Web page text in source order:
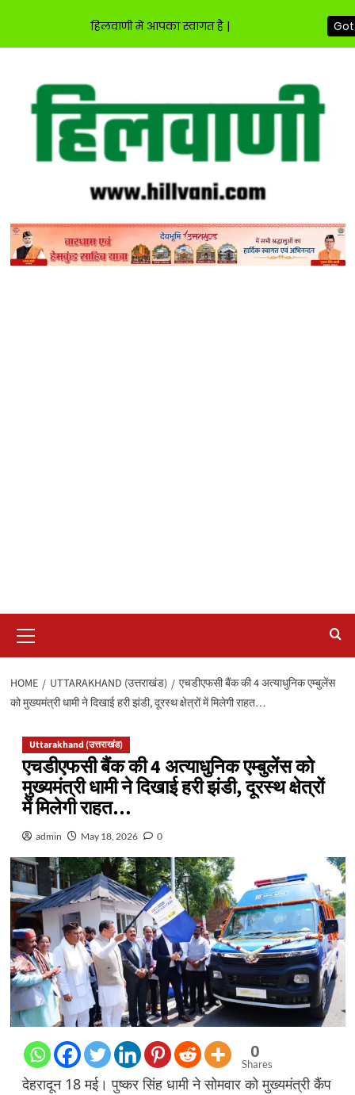
content
Menu
HOME UTTARAKHAND (उत्तराखंड)
एचडीएफसी बैंक की 4 अत्याधुनिक एम्बुलेंस
को मुख्यमंत्री धामी ने दिखाई हरी झंडी, दूरस्थ क्षेत्रों में मिलेगी राहत…
Uttarakhand (उत्तराखंड)
एचडीएफसी बैंक की 4 अत्याधुनिक एम्बुलेंस को
मुख्यमंत्री धामी ने दिखाई हरी झंडी, दूरस्थ क्षेत्रों
में मिलेगी राहत…
admin May 18, 2026 0
0
Shares
देहरादून 18 मई। पुष्कर सिंह धामी ने सोमवार को मुख्यमंत्री कैंप
हिलवाणी में आपका स्वागत है |